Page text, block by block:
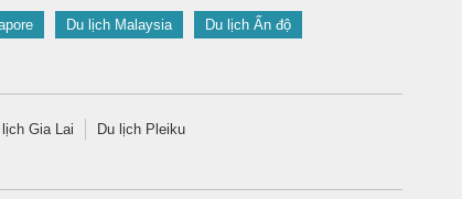
Du lịch Malaysia Du lịch Ấn độ
lịch Gia Lai Du lịch Pleiku